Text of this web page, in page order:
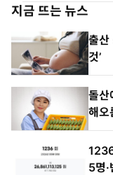
지금 뜨는 뉴스
출산
것’
돌산
해오
이웃]
5명·